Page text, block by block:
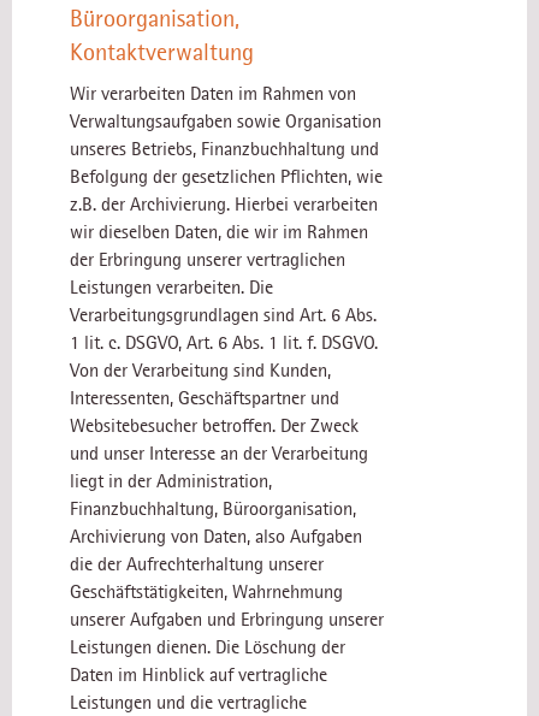
Büroorganisation,
Kontaktverwaltung
Wir verarbeiten Daten im Rahmen von
Verwaltungsaufgaben sowie Organisation
unseres Betriebs, Finanzbuchhaltung und
Befolgung der gesetzlichen Pflichten, wie
z.B. der Archivierung. Hierbei verarbeiten
wir dieselben Daten, die wir im Rahmen
der Erbringung unserer vertraglichen
Leistungen verarbeiten. Die
Verarbeitungsgrundlagen sind Art. 6 Abs.
1 lit. c. DSGVO, Art. 6 Abs. 1 lit. f. DSGVO.
Von der Verarbeitung sind Kunden,
Interessenten, Geschäftspartner und
Websitebesucher betroffen. Der Zweck
und unser Interesse an der Verarbeitung
liegt in der Administration,
Finanzbuchhaltung, Büroorganisation,
Archivierung von Daten, also Aufgaben
die der Aufrechterhaltung unserer
Geschäftstätigkeiten, Wahrnehmung
unserer Aufgaben und Erbringung unserer
Leistungen dienen. Die Löschung der
Daten im Hinblick auf vertragliche
Leistungen und die vertragliche